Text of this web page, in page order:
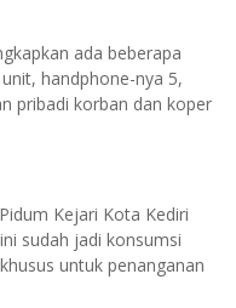
ada beberapa
handphone-nya 5,
pribadi korban dan koper
Kejari Kota Kediri
sudah jadi konsumsi
untuk penanganan